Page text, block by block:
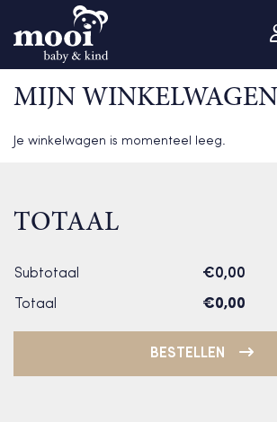
MIJN WINKELWAGEN
Je winkelwagen is momenteel leeg.
TOTAAL
Subtotaal €0,00
Totaal €0,00
BESTELLEN